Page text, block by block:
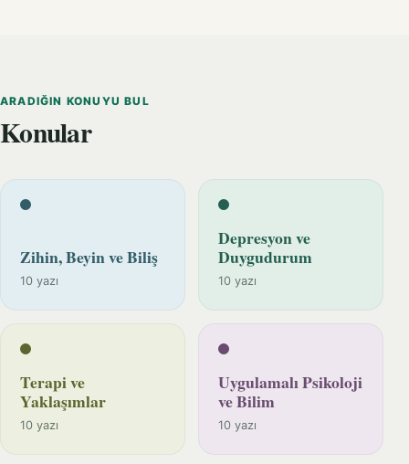
ARADIĞIN KONUYU BUL
Konular
Zihin, Beyin ve Biliş
10 yazı
Depresyon ve
Duygudurum
10 yazı
Terapi ve
Yaklaşımlar
10 yazı
Uygulamalı Psikoloji
ve Bilim
10 yazı